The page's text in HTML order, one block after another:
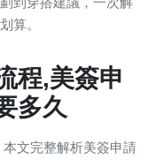
算。
程,美簽申
多久
文完整解析美簽申請